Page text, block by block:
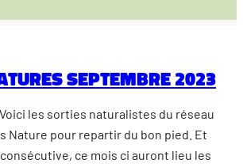
septembre 2023
les sorties naturalistes du réseau
Nature pour repartir du bon pied. Et
ce mois ci auront lieu les